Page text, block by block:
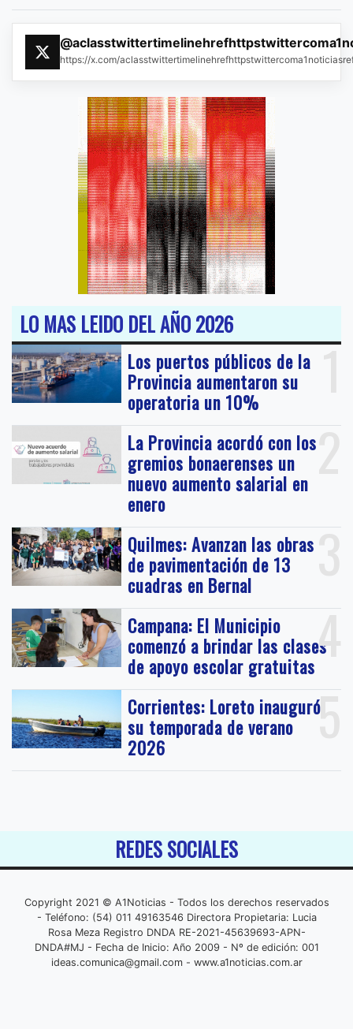
https://x.com/
LO MAS LEIDO DEL AÑO 2026
1
Los puertos públicos de la
Provincia aumentaron su
operatoria un 10%
2
La Provincia acordó con los
gremios bonaerenses un
nuevo aumento salarial en
enero
3
Quilmes: Avanzan las obras
de pavimentación de 13
cuadras en Bernal
4
Campana: El Municipio
comenzó a brindar las clases
de apoyo escolar gratuitas
5
Corrientes: Loreto inauguró
su temporada de verano
2026
REDES SOCIALES
Copyright 2021 © A1Noticias - Todos los derechos reservados
- Teléfono: (54) 011 49163546 Directora Propietaria: Lucia
Rosa Meza Registro DNDA RE-2021-45639693-APN-
DNDA#MJ - Fecha de Inicio: Año 2009 - Nº de edición: 001
ideas.comunica@gmail.com- www.a1noticias.com.ar